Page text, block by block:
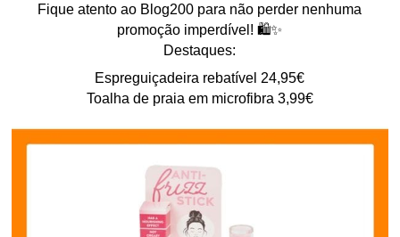
Fique atento ao Blog200 para não perder nenhuma
promoção imperdível! 🛍️✨
Destaques:
Espreguiçadeira rebatível 24,95€
Toalha de praia em microfibra 3,99€